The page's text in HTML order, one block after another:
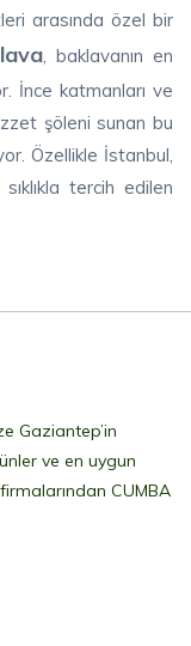
arasında özel bir
, baklavanın en
İnce katmanları ve
şöleni sunan bu
Özellikle İstanbul,
tercih edilen
içeriğinde kullanılan
görsel bir şölen
muhteşem bir tat
hazırlanırken
doğal bir lezzet
özel bir özenle
içeriğiyle
Gaziantep’in
ve en uygun
CUMBA